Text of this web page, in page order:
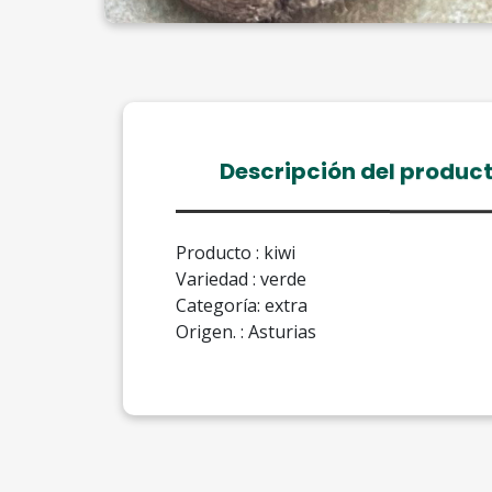
Descripción del
Producto : kiwi
Variedad : verde
Categoría: extra
Origen. : Asturias